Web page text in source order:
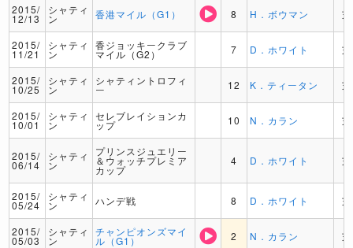
2015/
12/13
シャティ
ン 香港マイル（G1） 8 H．ボウマン 芝
2015/
11/21
シャティ
ン
香ジョッキークラブ
マイル（G2） 7 D．ホワイト 芝
2015/
10/25
シャティ
ン
シャティントロフィ
ー 12 K．ティータン 芝
2015/
10/01
シャティ
ン
セレブレイションカ
ップ 10 N．カラン 芝
2015/
06/14
シャティ
ン
プリンスジュエリー
＆ウォッチプレミア
カップ
4 D．ホワイト 芝
2015/
05/24
シャティ
ン ハンデ戦 8 D．ホワイト 芝
2015/
05/03
シャティ
ン
チャンピオンズマイ
ル（G1） 2 N．カラン 芝